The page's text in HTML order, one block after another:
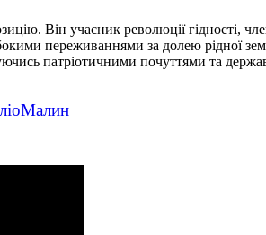
Він учасник революції гідності,
переживаннями за долею рідної
патріотичними почуттями та